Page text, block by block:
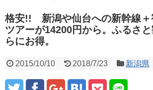
格安!! 新潟や仙台への新幹線＋
ツアーが14200円から。ふるさ
らにお得。
2015/10/10 2018/7/23 新潟県